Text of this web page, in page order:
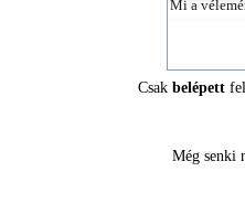
Csak belépett
Még senki